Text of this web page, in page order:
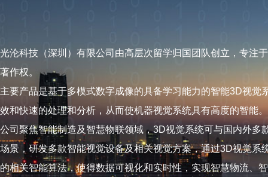
光沦科技（深圳）有限公司由高层次留学归国团队创立，专注
著作权。
主要产品是基于多模式数字成像的具备学习能力的智能3D视
效和快速的处理和分析，从而使机器视觉系统具有高度的智能
公司聚焦智能制造及智慧物联领域，3D视觉系统可与国内外
场景，研发多款智能视觉设备及相关视觉方案，通过3D视觉
的相关智能算法，使得数据可视化和实时性，实现智慧物流、